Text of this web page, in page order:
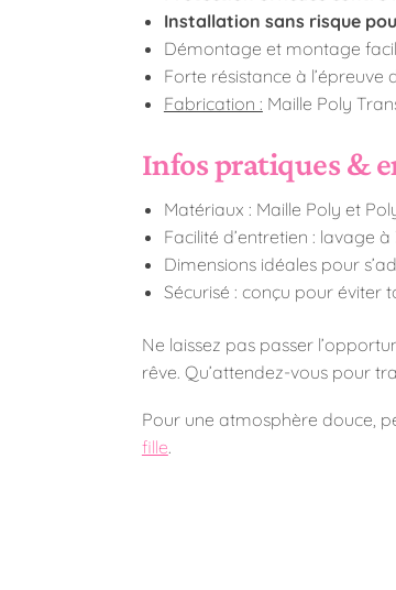
Installation sans risque
Démontage et montage
Forte résistance à l’épreuve
Fabrication : Maille Poly
Infos pratiques &
Matériaux : Maille Poly et
Facilité d’entretien : lavage
Dimensions idéales pour
Sécurisé : conçu pour éviter
Ne laissez pas passer
rêve. Qu’attendez-vous pour
Pour une atmosphère douce,
fille.